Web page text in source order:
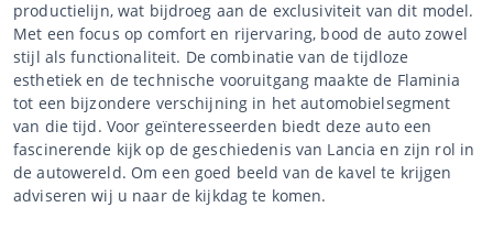
productielijn, wat bijdroeg aan de exclusiviteit van dit model.
Met een focus op comfort en rijervaring, bood de auto zowel
stijl als functionaliteit. De combinatie van de tijdloze
esthetiek en de technische vooruitgang maakte de Flaminia
tot een bijzondere verschijning in het automobielsegment
van die tijd. Voor geïnteresseerden biedt deze auto een
fascinerende kijk op de geschiedenis van Lancia en zijn rol in
de autowereld. Om een goed beeld van de kavel te krijgen
adviseren wij u naar de kijkdag te komen.